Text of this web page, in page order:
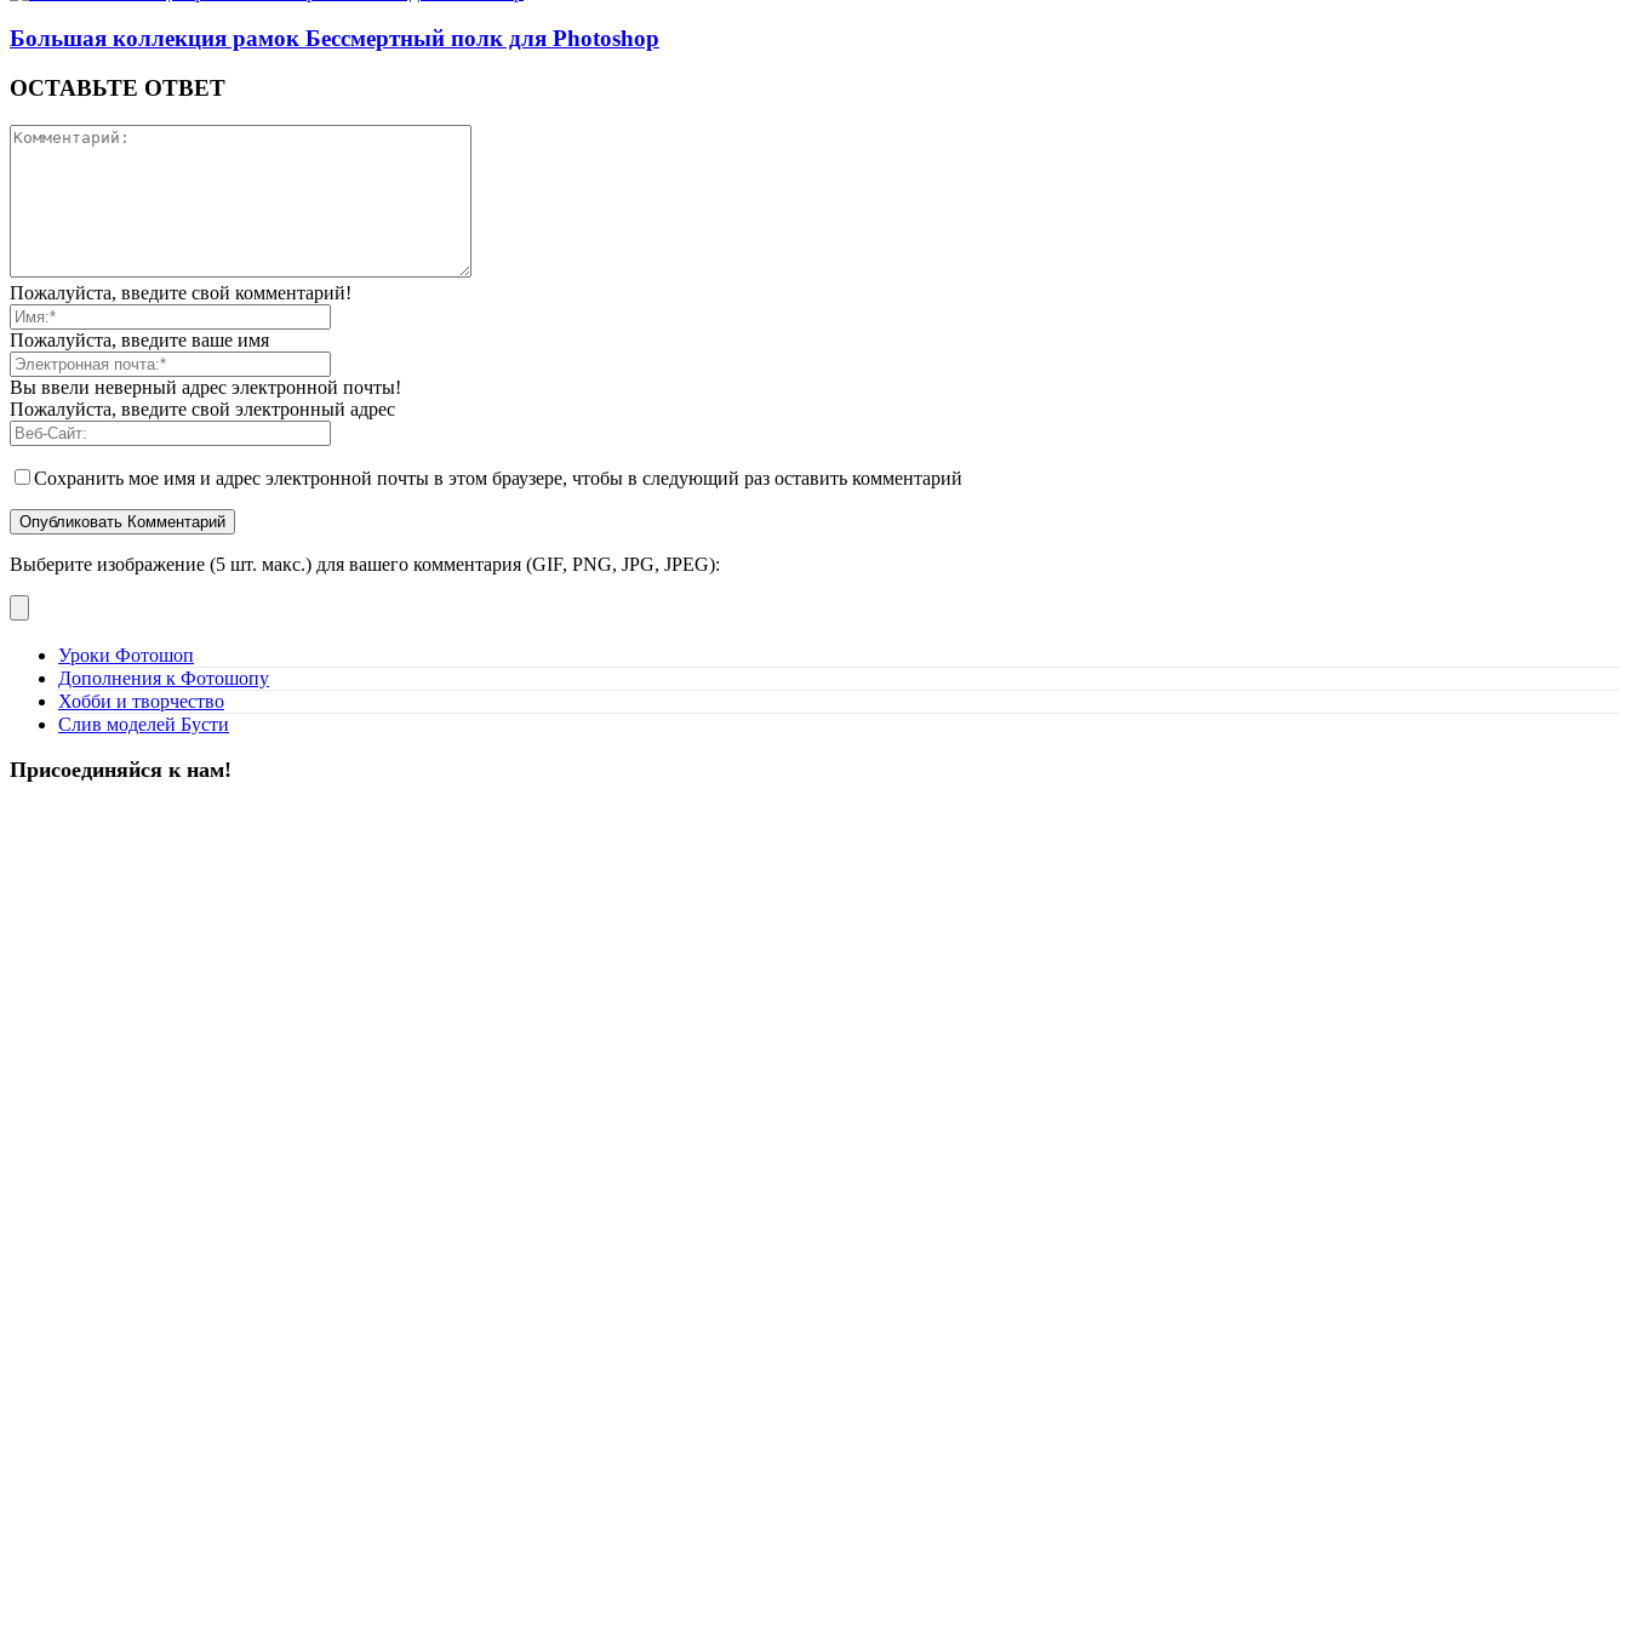
Большая коллекция рамок Бессмертный полк для Photoshop
ОСТАВЬТЕ ОТВЕТ
Пожалуйста, введите свой комментарий!
Пожалуйста, введите ваше имя
Вы ввели неверный адрес электронной почты!
Пожалуйста, введите свой электронный адрес
Сохранить мое имя и адрес электронной почты в этом браузере, чтобы в следующий раз оставить комментарий
Выберите изображение (5 шт. макс.) для вашего комментария (GIF, PNG, JPG, JPEG):
Уроки Фотошоп
Дополнения к Фотошопу
Хобби и творчество
Слив моделей Бусти
Присоединяйся к нам!